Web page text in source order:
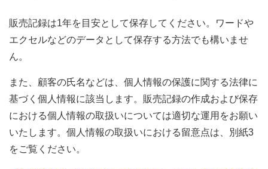
販売記録は1年を目安として保存してください。ワードや
エクセルなどのデータとして保存する方法でも構いませ
ん。
また、顧客の氏名などは、個人情報の保護に関する法律に
基づく個人情報に該当します。販売記録の作成および保存
における個人情報の取扱いについては適切な運用をお願い
いたします。個人情報の取扱いにおける留意点は、別紙3
をご覧ください。